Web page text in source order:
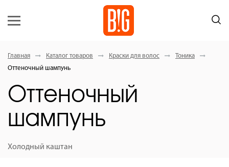
Главная Каталог товаров Краски для волос
Тоника
Оттеночный шампунь
Оттеночный
шампунь
Холодный каштан